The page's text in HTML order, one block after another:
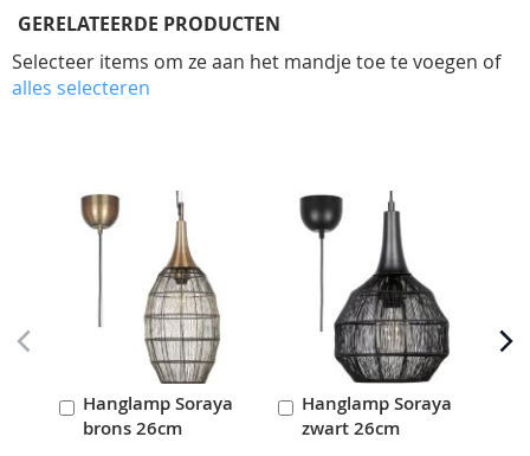
GERELATEERDE PRODUCTEN
Selecteer items om ze aan het mandje toe te voegen of
alles selecteren
Hanglamp Soraya
brons 26cm
In
Winkelwagen
Hanglamp Soraya
zwart 26cm
In
Winkelwagen